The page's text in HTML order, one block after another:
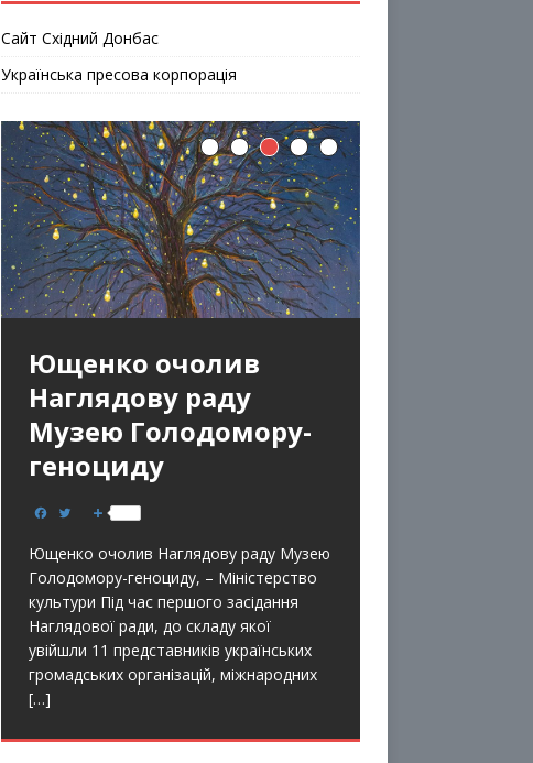
Сайт Східний Донбас
Українська пресова корпорація
Ющенко очолив
Наглядову раду
Музею Голодомору-
геноциду
e
b
o
o
k
t
t
e
r
S
h
r
e
Ющенко очолив Наглядову раду Музею
Голодомору-геноциду, – Міністерство
культури Під час першого засідання
Наглядової ради, до складу якої
увійшли 11 представників українських
громадських організацій, міжнародних
[…]